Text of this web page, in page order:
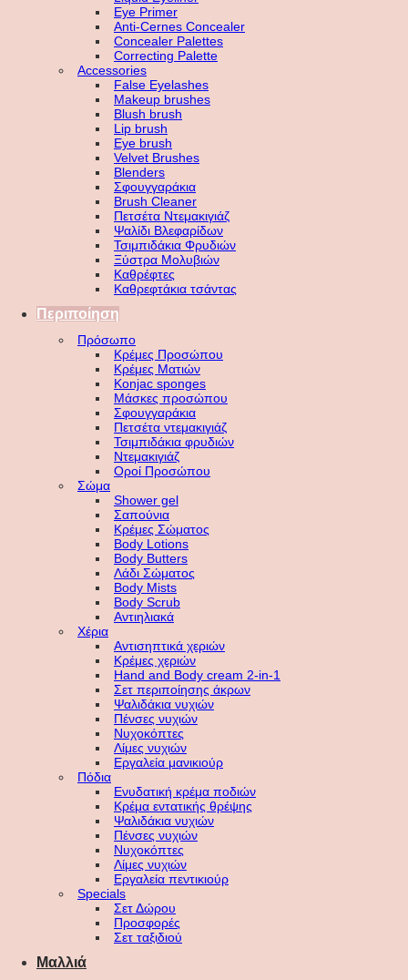
Eye Primer
Anti-Cernes Concealer
Concealer Palettes
Correcting Palette
Accessories
False Eyelashes
Makeup brushes
Blush brush
Lip brush
Eye brush
Velvet Brushes
Blenders
Σφουγγαράκια
Brush Cleaner
Πετσέτα Ντεμακιγιάζ
Ψαλίδι Βλεφαρίδων
Τσιμπιδάκια Φρυδιών
Ξύστρα Μολυβιών
Καθρέφτες
Καθρεφτάκια τσάντας
Περιποίηση
Πρόσωπο
Κρέμες Προσώπου
Κρέμες Ματιών
Konjac sponges
Μάσκες προσώπου
Σφουγγαράκια
Πετσέτα ντεμακιγιάζ
Τσιμπιδάκια φρυδιών
Ντεμακιγιάζ
Οροί Προσώπου
Σώμα
Shower gel
Σαπούνια
Κρέμες Σώματος
Body Lotions
Body Butters
Λάδι Σώματος
Body Mists
Body Scrub
Αντιηλιακά
Χέρια
Αντισηπτικά χεριών
Κρέμες χεριών
Hand and Body cream 2-in-1
Σετ περιποίησης άκρων
Ψαλιδάκια νυχιών
Πένσες νυχιών
Νυχοκόπτες
Λίμες νυχιών
Εργαλεία μανικιούρ
Πόδια
Ενυδατική κρέμα ποδιών
Κρέμα εντατικής θρέψης
Ψαλιδάκια νυχιών
Πένσες νυχιών
Νυχοκόπτες
Λίμες νυχιών
Εργαλεία πεντικιούρ
Specials
Σετ Δώρου
Προσφορές
Σετ ταξιδιού
Μαλλιά